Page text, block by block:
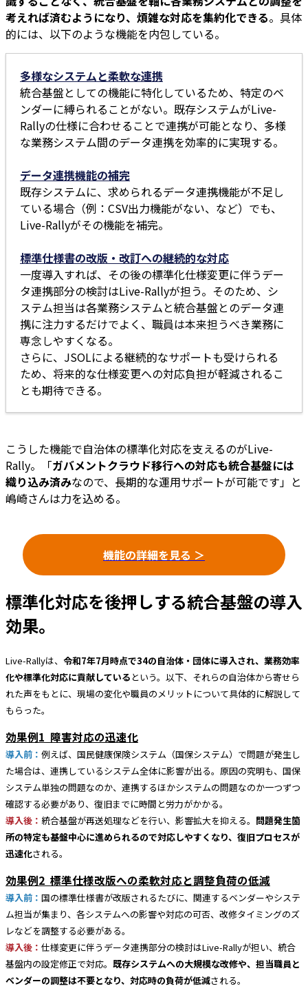
考えれば済むようになり、煩雑な対応を集約化できる。具体
的には、以下のような機能を内包している。
多様なシステムと柔軟な連携
統合基盤としての機能に特化しているため、特定のベ
ンダーに縛られることがない。既存システムがLive-
Rallyの仕様に合わせることで連携が可能となり、多様
な業務システム間のデータ連携を効率的に実現する。
データ連携機能の補完
既存システムに、求められるデータ連携機能が不足し
ている場合（例：CSV出力機能がない、など）でも、
Live-Rallyがその機能を補完。
標準仕様書の改版・改訂への継続的な対応
一度導入すれば、その後の標準化仕様変更に伴うデー
タ連携部分の検討はLive-Rallyが担う。そのため、シ
ステム担当は各業務システムと統合基盤とのデータ連
携に注力するだけでよく、職員は本来担うべき業務に
専念しやすくなる。
さらに、JSOLによる継続的なサポートも受けられる
ため、将来的な仕様変更への対応負担が軽減されるこ
とも期待できる。
こうした機能で自治体の標準化対応を支えるのがLive-
Rally。「ガバメントクラウド移行への対応も統合基盤には
織り込み済みなので、長期的な運用サポートが可能です」と
嶋崎さんは力を込める。
機能の詳細を見る ＞
標準化対応を後押しする統合基盤の導入
効果。
Live-Rallyは、 令和7年7月時点で34の自治体・団体に導入され、業務効率
化や標準化対応に貢献している という。以下、それらの自治体から寄せら
れた声をもとに、現場の変化や職員のメリットについて具体的に解説して
もらった。
効果例1 障害対応の迅速化
導入前： 例えば、国民健康保険システム（国保システム）で問題が発生し
た場合は、連携しているシステム全体に影響が出る。原因の究明も、国保
システム単独の問題なのか、連携するほかシステムの問題なのか一つずつ
確認する必要があり、復旧までに時間と労力がかかる。
導入後： 統合基盤が再送処理などを行い、影響拡大を抑える。 問題発生箇
所の特定も基盤中心に進められるので対応しやすくなり、復旧プロセスが
迅速化される。
効果例2 標準仕様改版への柔軟対応と調整負荷の低減
導入前： 国の標準仕様書が改版されるたびに、関連するベンダーやシステ
ム担当が集まり、各システムへの影響や対応の可否、改修タイミングのズ
レなどを調整する必要がある。
導入後： 仕様変更に伴うデータ連携部分の検討はLive-Rallyが担い、統合
基盤内の設定修正で対応。 既存システムへの大規模な改修や、担当職員と
ベンダーの調整は不要となり、対応時の負荷が低減される。